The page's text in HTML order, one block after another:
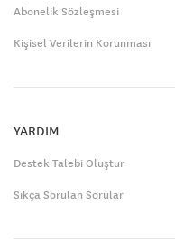
Abonelik Sözleşmesi
Kişisel Verilerin Korunması
YARDIM
Destek Talebi Oluştur
Sıkça Sorulan Sorular